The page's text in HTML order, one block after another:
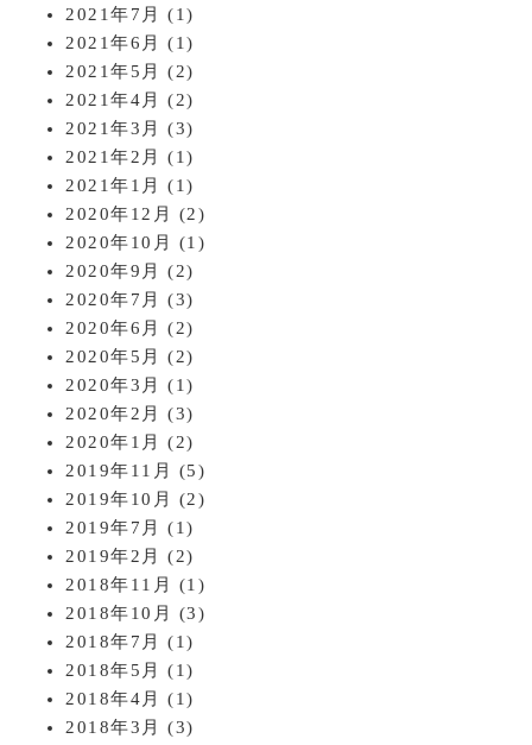
2021年7月
(1)
2021年6月
(1)
2021年5月
(2)
2021年4月
(2)
2021年3月
(3)
2021年2月
(1)
2021年1月
(1)
2020年12月
(2)
2020年10月
(1)
2020年9月
(2)
2020年7月
(3)
2020年6月
(2)
2020年5月
(2)
2020年3月
(1)
2020年2月
(3)
2020年1月
(2)
2019年11月
(5)
2019年10月
(2)
2019年7月
(1)
2019年2月
(2)
2018年11月
(1)
2018年10月
(3)
2018年7月
(1)
2018年5月
(1)
2018年4月
(1)
2018年3月
(3)